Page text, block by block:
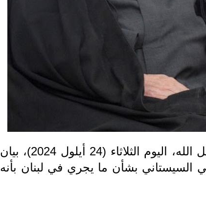
اعتبر الباحث في الشأن السياسي علي فضل الله، اليوم الثلاثاء (24 أيلول 2024)، بيان
السيستاني بشأن ما يجري في لبنان بأنه